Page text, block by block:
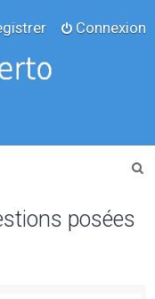
Connexion
posées